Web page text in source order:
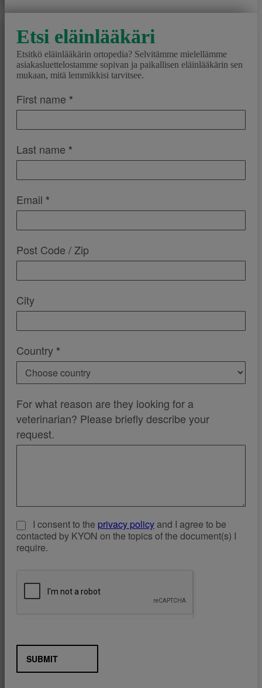
Etsi eläinlääkäri
Etsitkö eläinlääkärin ortopedia? Selvitämme mielellämme
asiakasluettelostamme sopivan ja paikallisen eläinlääkärin sen
mukaan, mitä lemmikkisi tarvitsee.
First name *
Last name *
Email *
Post Code / Zip
City
Country*
For what reason are they looking for a
veterinarian? Please briefly describe your
request.
I consent to the privacy policy and I agree to be
contacted by KYON on the topics of the document(s) I
require.
SUBMIT